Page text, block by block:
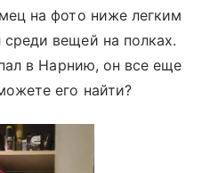
на фото ниже легким
вещей на полках.
в Нарнию, он все еще
его найти?